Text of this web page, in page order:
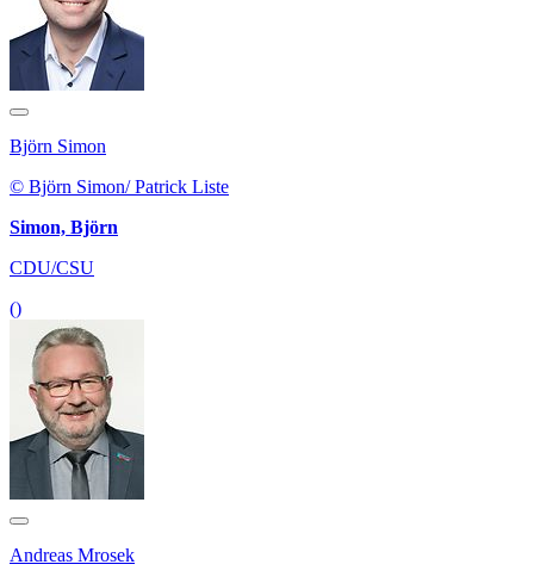
Björn Simon
© Björn Simon/ Patrick Liste
Simon, Björn
CDU/CSU
()
Andreas Mrosek